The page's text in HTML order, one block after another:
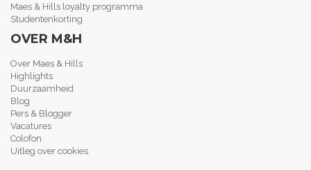
Maes & Hills loyalty programma
Studentenkorting
OVER M&H
Over Maes & Hills
Highlights
Duurzaamheid
Blog
Pers & Blogger
Vacatures
Colofon
Uitleg over cookies